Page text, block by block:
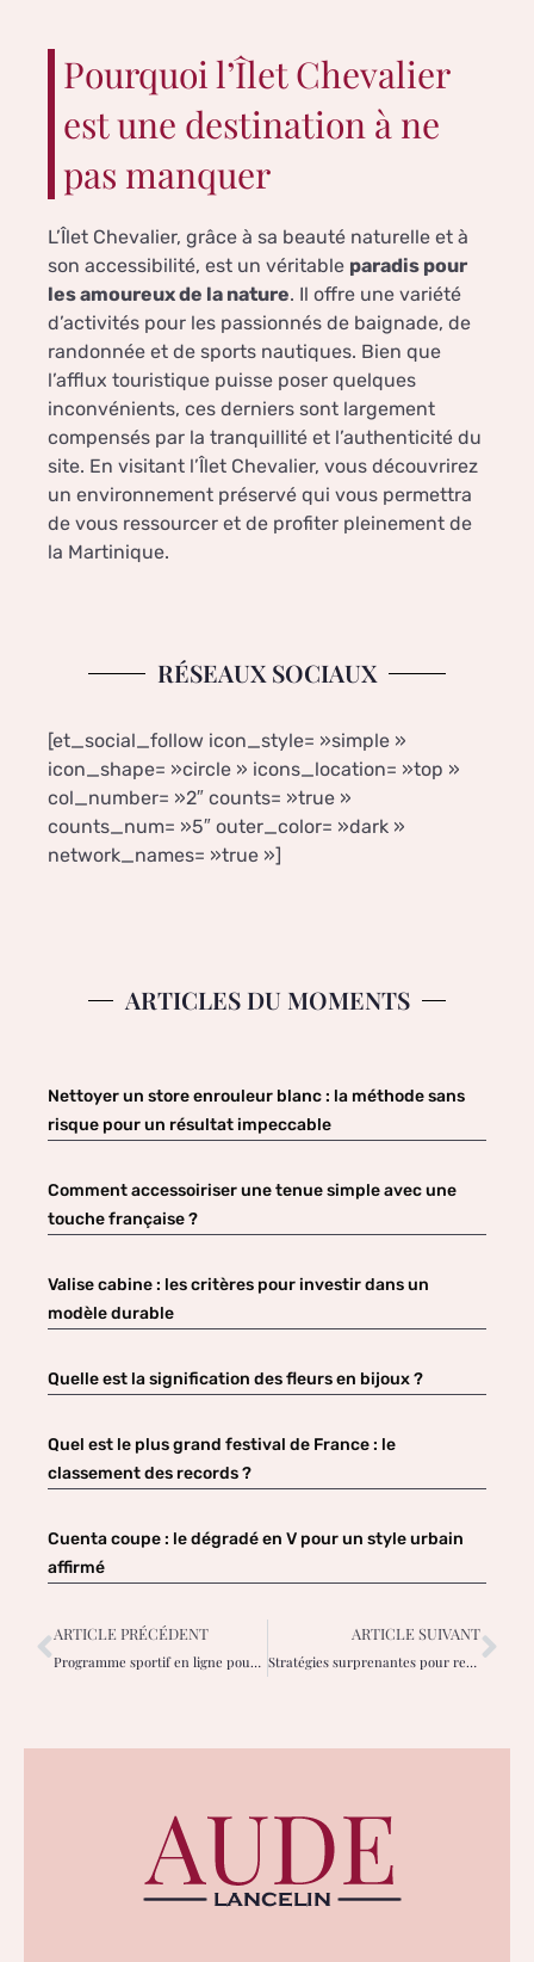
Pourquoi l’Îlet Chevalier
est une destination à ne
pas manquer
L’Îlet Chevalier, grâce à sa beauté naturelle et à
son accessibilité, est un véritable paradis pour
les amoureux de la nature. Il offre une variété
d’activités pour les passionnés de baignade, de
randonnée et de sports nautiques. Bien que
l’afflux touristique puisse poser quelques
inconvénients, ces derniers sont largement
compensés par la tranquillité et l’authenticité du
site. En visitant l’Îlet Chevalier, vous découvrirez
un environnement préservé qui vous permettra
de vous ressourcer et de profiter pleinement de
la Martinique.
RÉSEAUX SOCIAUX
[et_social_follow icon_style= »simple »
icon_shape= »circle » icons_location= »top »
col_number= »2″ counts= »true »
counts_num= »5″ outer_color= »dark »
network_names= »true »]
ARTICLES DU MOMENTS
Nettoyer un store enrouleur blanc : la méthode sans
risque pour un résultat impeccable
Comment accessoiriser une tenue simple avec une
touche française ?
Valise cabine : les critères pour investir dans un
modèle durable
Quelle est la signification des fleurs en bijoux ?
Quel est le plus grand festival de France : le
classement des records ?
Cuenta coupe : le dégradé en V pour un style urbain
affirmé
ARTICLE PRÉCÉDENT
Programme sportif en ligne pour femmes : atteignez vos objectifs avec un coach
ARTICLE SUIVANT
Stratégies surprenantes pour revitaliser vos ventes sur Vinted